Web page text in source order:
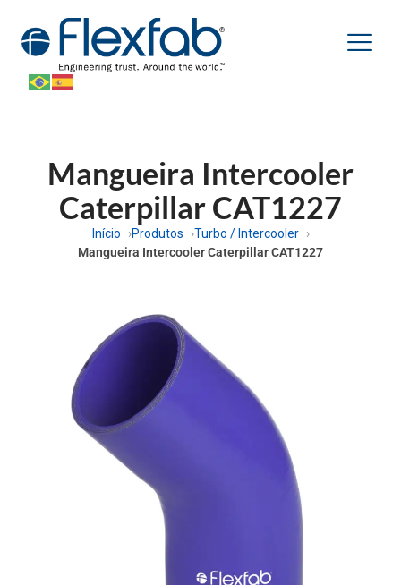
Mangueira Intercooler
Caterpillar CAT1227
Início Produtos
Turbo / Intercooler
Mangueira Intercooler Caterpillar CAT1227